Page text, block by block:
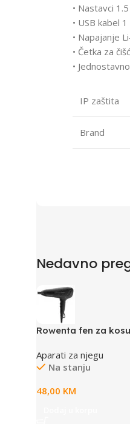
• Nastavci
• USB kabel
• Napajanje
• Četka za
•
IP zaštita
Brand
Nedavno
Rowenta fen za
Aparati za njegu
Na stanju
48,00 KM